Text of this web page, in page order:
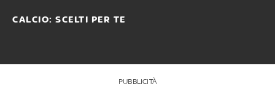
CALCIO: SCELTI PER TE
PUBBLICITÀ